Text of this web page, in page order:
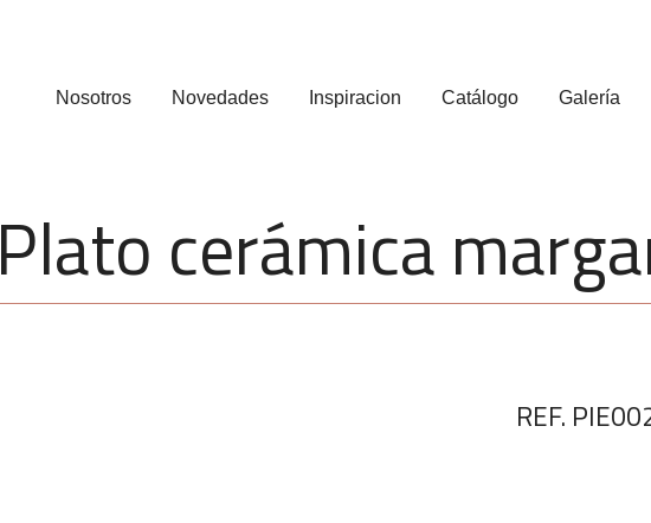
Nosotros Novedades Inspiracion Catálogo Galería
Plato cerámica
REF.